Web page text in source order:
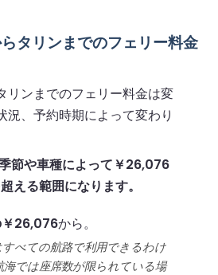
タリンまでのフェリー料金
リンまでのフェリー料金は変
況、予約時期によって変わり
節や車種によって￥26,076
える範囲になります。
26,076から。
べての航路で利用できるわけ
海では座席数が限られている場